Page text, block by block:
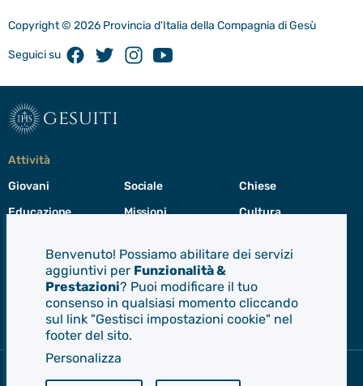
Copyright © 2026 Provincia d'Italia della Compagnia di Gesù
Seguici su FacebookTwitterInstagramYoutube
gesuiti
Attività
Giovani
Educazione
Sociale
Missioni
Chiese
Cultura
Leadership
Gesuiti
Menù
di
navigazione
del
footer
Benvenuto! Possiamo abilitare dei servizi
aggiuntivi per Funzionalità &
Prestazioni? Puoi modificare il tuo
consenso in qualsiasi momento cliccando
sul link "Gestisci impostazioni cookie" nel
footer del sito.
Personalizza